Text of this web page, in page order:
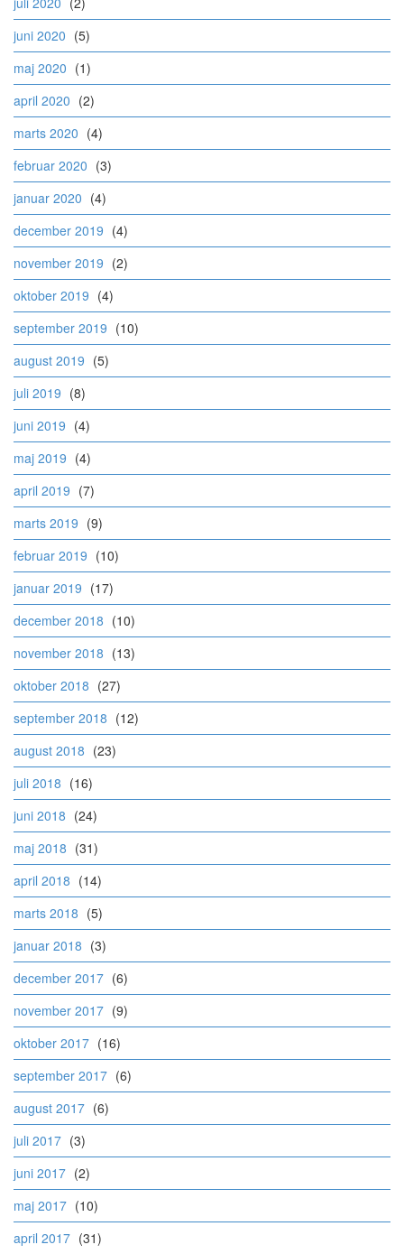
juni 2020 (5)
maj 2020 (1)
april 2020 (2)
marts 2020 (4)
februar 2020 (3)
januar 2020 (4)
december 2019 (4)
november 2019 (2)
oktober 2019 (4)
september 2019 (10)
august 2019 (5)
juli 2019 (8)
juni 2019 (4)
maj 2019 (4)
april 2019 (7)
marts 2019 (9)
februar 2019 (10)
januar 2019 (17)
december 2018 (10)
november 2018 (13)
oktober 2018 (27)
september 2018 (12)
august 2018 (23)
juli 2018 (16)
juni 2018 (24)
maj 2018 (31)
april 2018 (14)
marts 2018 (5)
januar 2018 (3)
december 2017 (6)
november 2017 (9)
oktober 2017 (16)
september 2017 (6)
august 2017 (6)
juli 2017 (3)
juni 2017 (2)
maj 2017 (10)
april 2017 (31)